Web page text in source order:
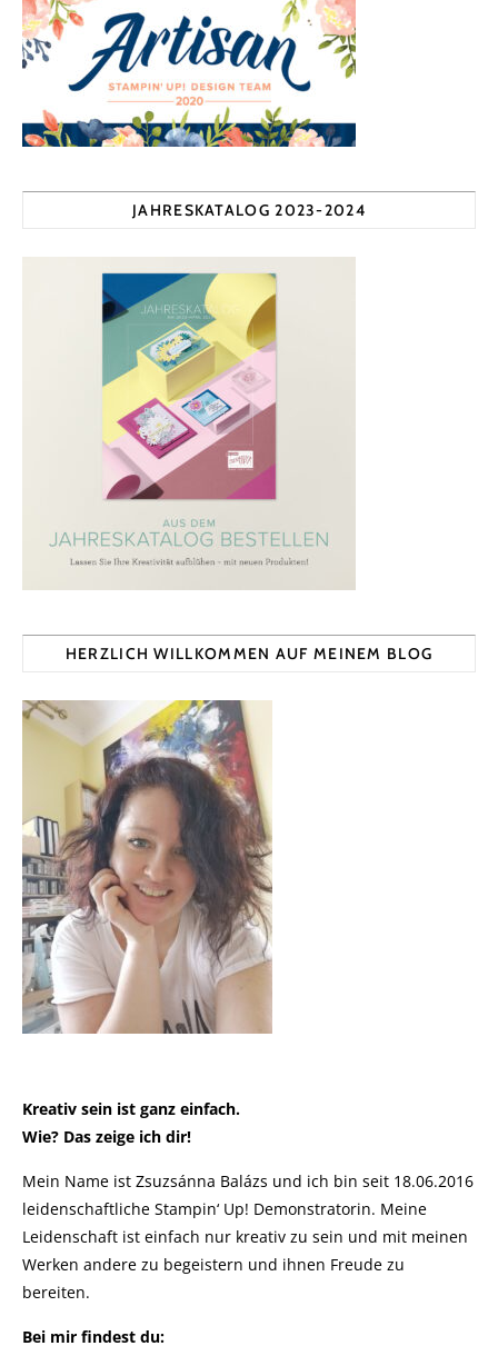
JAHRESKATALOG 2023-2024
HERZLICH WILLKOMMEN AUF MEINEM BLOG
Kreativ sein ist ganz einfach.
Wie? Das zeige ich dir!
Mein Name ist Zsuzsánna Balázs und ich bin seit 18.06.2016
leidenschaftliche Stampin‘ Up! Demonstratorin. Meine
Leidenschaft ist einfach nur kreativ zu sein und mit meinen
Werken andere zu begeistern und ihnen Freude zu
bereiten.
Bei mir findest du: